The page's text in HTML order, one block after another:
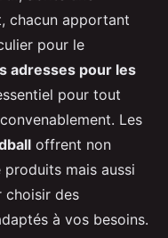
chacun apportant
pour le
adresses pour les
pour tout
Les
offrent non
produits mais aussi
choisir des
à vos besoins.